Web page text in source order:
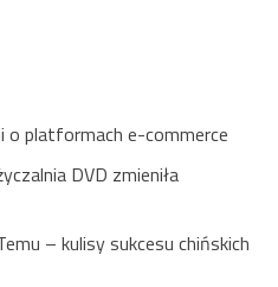
o platformach e-commerce
DVD zmieniła
– kulisy sukcesu chińskich